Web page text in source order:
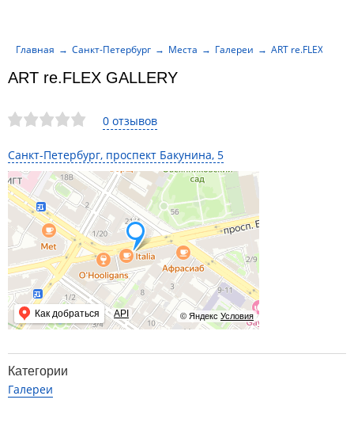
0 отзывов
Санкт-Петербург, проспект Бакунина, 5
© Яндекс Условия
Как добраться API
ART re.FLEX GALLERY
Главная Санкт-Петербург Места Галереи ART re.FLEX
Категории
Галереи